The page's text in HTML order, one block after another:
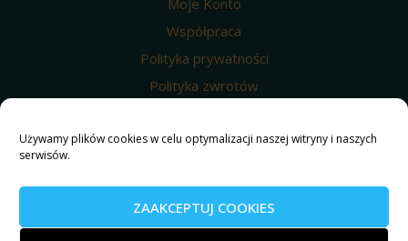
Używamy plików cookies w celu optymalizacji naszej witryny i naszych
serwisów.
ZAAKCEPTUJ COOKIES
Moje Konto
Współpraca
Polityka prywatności
Polityka zwrotów
Regulamin